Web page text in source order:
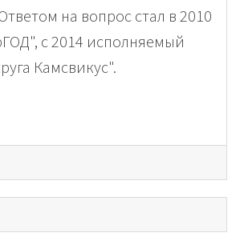
на вопрос стал в 2010
с 2014 исполняемый
Камсвикус".